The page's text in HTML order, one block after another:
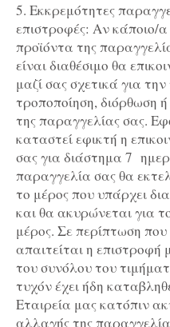
5. Εκκρεμότητες
επιστροφές: Αν κάποιο/
προϊόντα της
είναι διαθέσιμο θα
μαζί σας σχετικά για
τροποποίηση, διόρθωση
της παραγγελίας σας.
καταστεί εφικτή η
σας για διάστημα 7
παραγγελία σας θα
το μέρος που υπάρχει
και θα ακυρώνεται για
μέρος. Σε περίπτωση
απαιτείται η επιστροφή
του συνόλου του
τυχόν έχει ήδη
Εταιρεία μας κατόπιν
αλλαγής της